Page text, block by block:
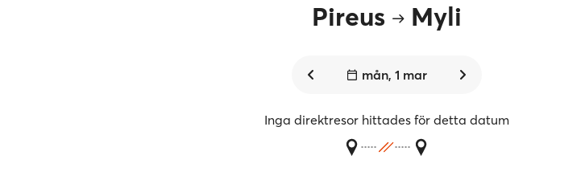
Pireus Myli
mån, 1 mar
Inga direktresor hittades för detta datum